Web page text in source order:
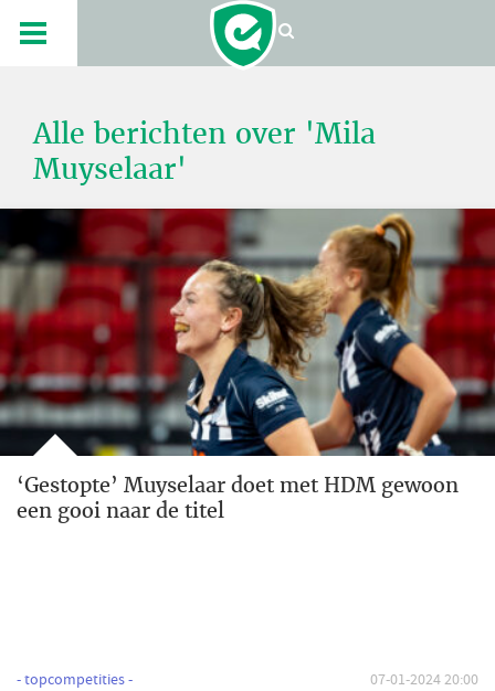
Alle berichten over 'Mila
Muyselaar'
‘Gestopte’ Muyselaar doet met HDM gewoon
een gooi naar de titel
- topcompetities - 07-01-2024 20:00